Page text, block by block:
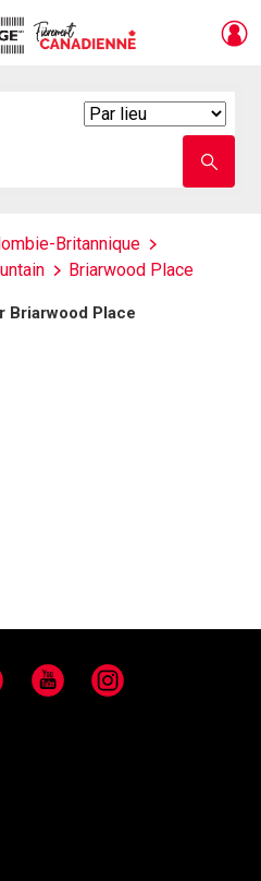
nom
Britannique
Briarwood Place
Briarwood Place
YouTube Instagram